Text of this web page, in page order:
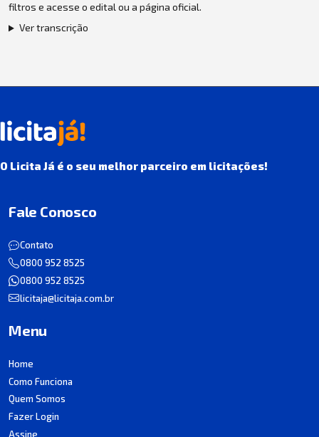
filtros e acesse o edital ou a página oficial.
Ver transcrição
O Licita Já é o seu melhor parceiro em licitações!
Fale Conosco
Contato
0800 952 8525
0800 952 8525
licitaja@licitaja.com.br
Menu
Home
Como Funciona
Quem Somos
Fazer Login
Assine